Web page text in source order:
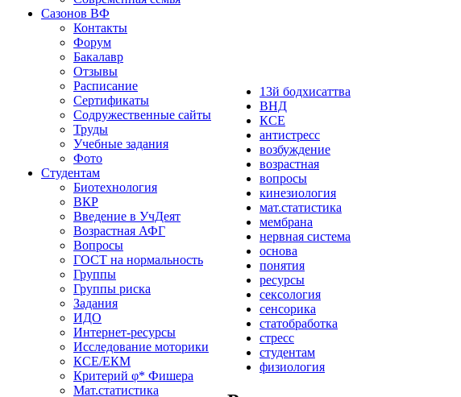
Сазонов ВФ
Контакты
Форум
Бакалавр
Отзывы
Расписание
Сертификаты
Содружественные сайты
Труды
Учебные задания
Фото
Студентам
Биотехнология
ВКР
Введение в УчДеят
Возрастная АФГ
Вопросы
ГОСТ на нормальность
Группы
Группы риска
Задания
ИДО
Интернет-ресурсы
Исследование моторики
КСЕ/ЕКМ
Критерий φ* Фишера
Мат.статистика
13й бодхисаттва
ВНД
КСЕ
антистресс
возбуждение
возрастная
вопросы
кинезиология
мат.статистика
мембрана
нервная система
основа
понятия
ресурсы
сексология
сенсорика
статобработка
стресс
студентам
физиология